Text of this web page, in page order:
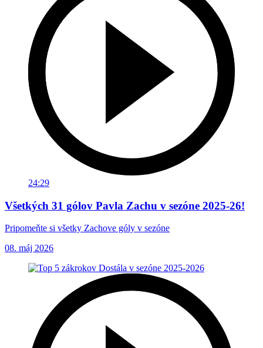
24:29
Všetkých 31 gólov Pavla Zachu v sezóne 2025-26!
Pripomeňte si všetky Zachove góly v sezóne
08. máj 2026